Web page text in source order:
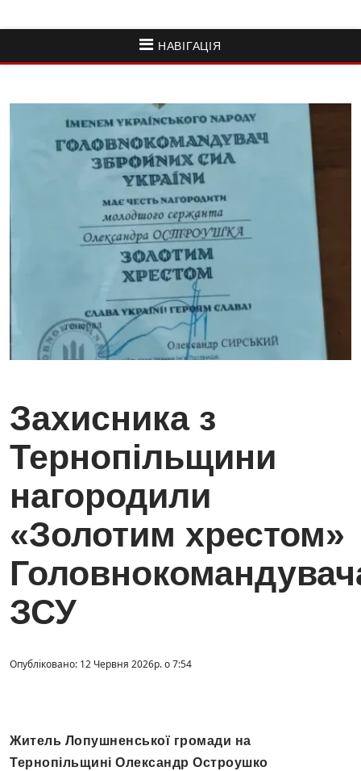
НАВІГАЦІЯ
Захисника з
Тернопільщини
нагородили
«Золотим хрестом»
ЗСУ
Опубліковано: 12 Червня 2026р. о 7:54
Житель Лопушненської громади на
Тернопільщині Олександр Остроушко